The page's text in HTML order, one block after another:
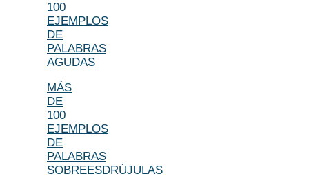
100
EJEMPLOS
DE
PALABRAS
AGUDAS
MÁS
DE
100
EJEMPLOS
DE
PALABRAS
SOBREESDRÚJULAS